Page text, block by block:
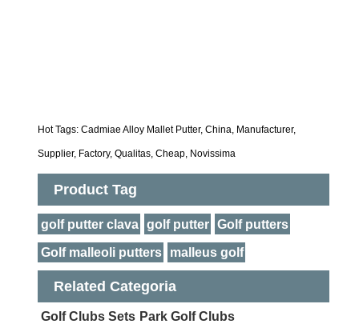
Hot Tags: Cadmiae Alloy Mallet Putter, China, Manufacturer,
Supplier, Factory, Qualitas, Cheap, Novissima
Product Tag
golf putter clava golf putter Golf putters
Golf malleoli putters malleus golf
Related Categoria
Golf Clubs Sets Park Golf Clubs